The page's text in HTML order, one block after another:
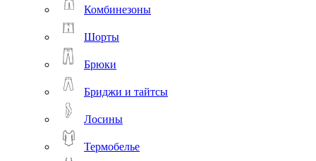
Комбинезоны
Шорты
Брюки
Бриджи и тайтсы
Лосины
Термобелье